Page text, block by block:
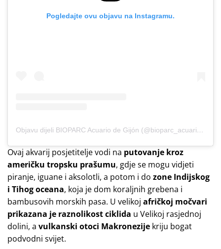
Pogledajte ovu objavu na Instagramu.
Objavu dijeli BIOPARC Acuario de Gijón (@bioparc_acuariodegijon)
Ovaj akvarij posjetitelje vodi na putovanje kroz
američku tropsku prašumu, gdje se mogu vidjeti
piranje, iguane i aksolotli, a potom i do zone Indijskog
i Tihog oceana, koja je dom koraljnih grebena i
bambusovih morskih pasa. U velikoj afričkoj močvari
prikazana je raznolikost ciklida u Velikoj rasjednoj
dolini, a vulkanski otoci Makronezije kriju bogat
podvodni svijet.